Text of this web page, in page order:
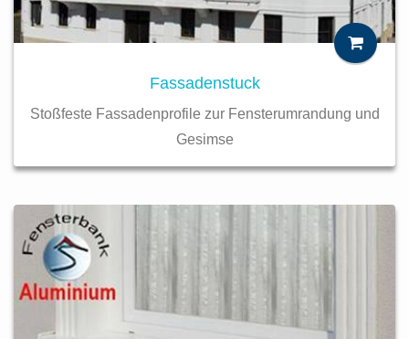
Fassadenstuck
Stoßfeste Fassadenprofile zur Fensterumrandung und
Gesimse